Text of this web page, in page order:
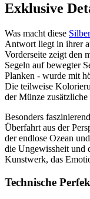
Exklusive
Was macht diese
Antwort liegt in ihrer
Vorderseite zeigt den
Segeln auf bewegter
Planken - wurde mit
Die teilweise
der Münze
Besonders
Überfahrt aus der
der endlose Ozean
die Ungewissheit und
Kunstwerk, das
Technische